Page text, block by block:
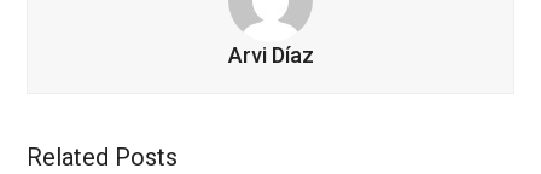
Arvi Díaz
Related Posts